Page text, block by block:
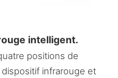
intelligent.
positions de
infrarouge et